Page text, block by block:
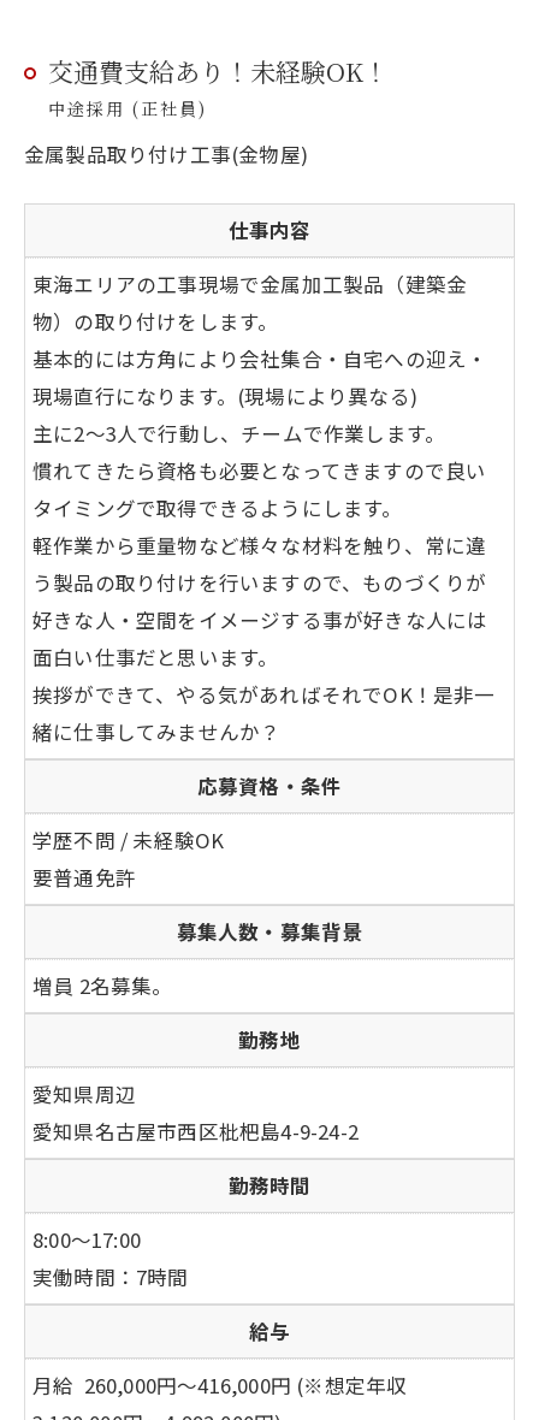
交通費支給あり！未経験OK！
中途採用 (正社員)
金属製品取り付け工事(金物屋)
仕事内容
東海エリアの工事現場で金属加工製品（建築金
物）の取り付けをします。
基本的には方角により会社集合・自宅への迎え・
現場直行になります。(現場により異なる)
主に2～3人で行動し、チームで作業します。
慣れてきたら資格も必要となってきますので良い
タイミングで取得できるようにします。
軽作業から重量物など様々な材料を触り、常に違
う製品の取り付けを行いますので、ものづくりが
好きな人・空間をイメージする事が好きな人には
面白い仕事だと思います。
挨拶ができて、やる気があればそれでOK！是非一
緒に仕事してみませんか？
応募資格・条件
学歴不問 / 未経験OK
要普通免許
募集人数・募集背景
増員 2名募集。
勤務地
愛知県周辺
愛知県名古屋市西区枇杷島4-9-24-2
勤務時間
8:00～17:00
実働時間：7時間
給与
月給 260,000円～416,000円 (※想定年収